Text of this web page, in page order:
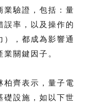
業驗證，包括：量
誤率，以及操作的
），都成為影響通
關鍵因子。
齊表示，量子電
礎設施，如以下世